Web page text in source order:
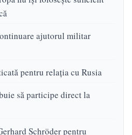
ajutorul militar
pentru relația cu Rusia
să participe direct la
Schröder pentru